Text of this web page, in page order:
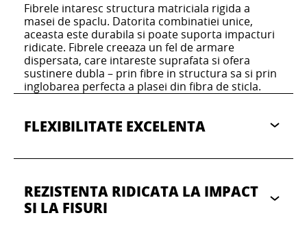
Fibrele intaresc structura matriciala rigida a
masei de spaclu. Datorita combinatiei unice,
aceasta este durabila si poate suporta impacturi
ridicate. Fibrele creeaza un fel de armare
dispersata, care intareste suprafata si ofera
sustinere dubla – prin fibre in structura sa si prin
inglobarea perfecta a plasei din fibra de sticla.
FLEXIBILITATE EXCELENTA
REZISTENTA RIDICATA LA IMPACT
SI LA FISURI